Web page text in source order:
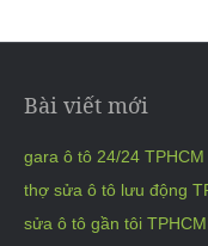
Bài viết mới
gara ô tô 24/24 TPHCM
thợ sửa ô tô lưu động
sửa ô tô gần tôi TPHCM